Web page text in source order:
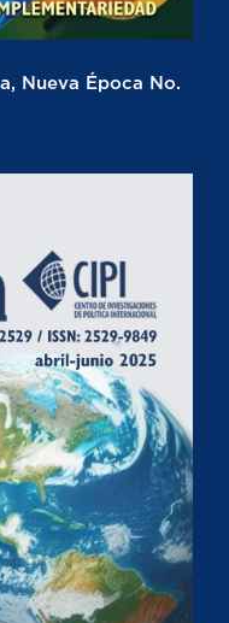
Nueva Época No.